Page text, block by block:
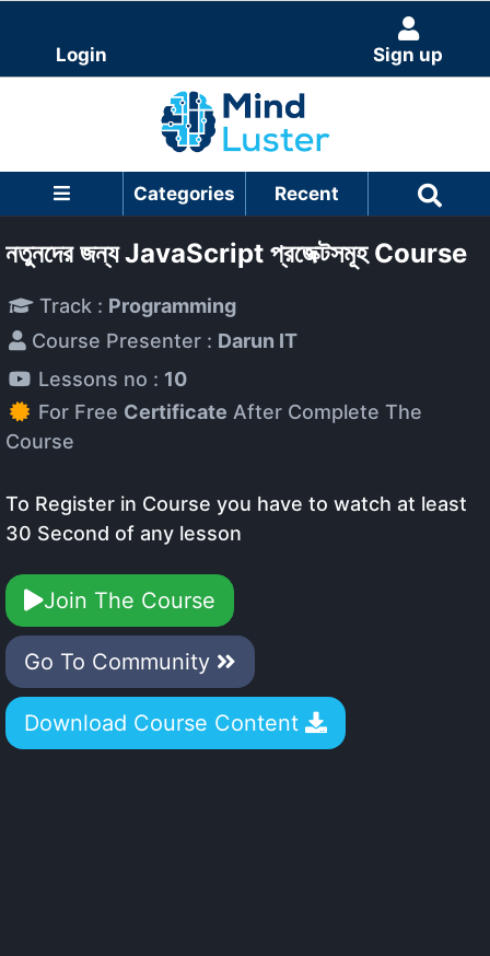
Login Sign up
Categories Recent
নতুনদের জন্য JavaScript প্রজেক্টসমূহ Course
Track : Programming
Course Presenter : Darun IT
Lessons no : 10
For Free Certificate After Complete The
Course
To Register in Course you have to watch at least
30 Second of any lesson
Join The Course
Go To Community
Download Course Content